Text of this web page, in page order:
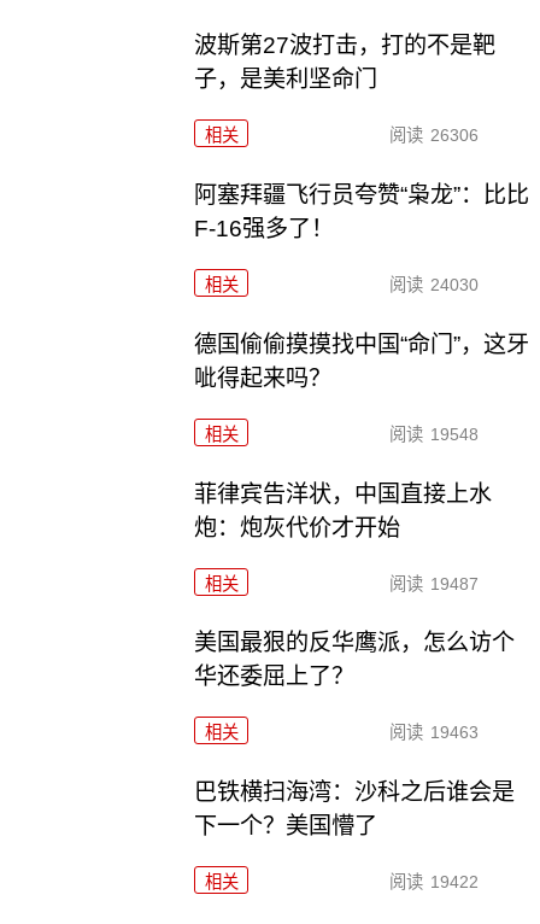
波斯第27波打击，打的不是靶
子，是美利坚命门
相关 阅读 26306
阿塞拜疆飞行员夸赞“枭龙”：比比
F-16强多了！
相关 阅读 24030
德国偷偷摸摸找中国“命门”，这牙
呲得起来吗？
相关 阅读 19548
菲律宾告洋状，中国直接上水
炮：炮灰代价才开始
相关 阅读 19487
美国最狠的反华鹰派，怎么访个
华还委屈上了？
相关 阅读 19463
巴铁横扫海湾：沙科之后谁会是
下一个？美国懵了
相关 阅读 19422